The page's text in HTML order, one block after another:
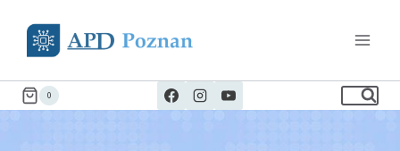
0